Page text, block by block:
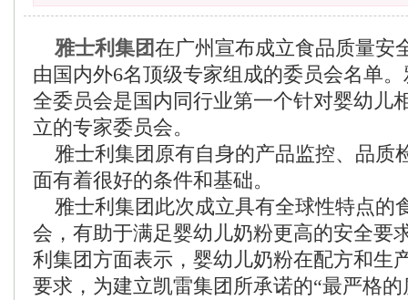
雅士利集团在广州宣布成立食品质量安
由国内外6名顶级专家组成的委员会名单
全委员会是国内同行业第一个针对婴幼儿
立的专家委员会。
雅士利集团原有自身的产品监控、品质
面有着很好的条件和基础。
雅士利集团此次成立具有全球性特点的
会，有助于满足婴幼儿奶粉更高的安全要
利集团方面表示，婴幼儿奶粉在配方和生
要求，为建立凯雷集团所承诺的“最严格